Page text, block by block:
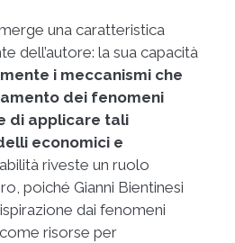
una caratteristica
dell’autore: la sua capacità
i meccanismi che
dei fenomeni
di applicare tali
economici e
riveste un ruolo
poiché Gianni Bientinesi
dai fenomeni
risorse per